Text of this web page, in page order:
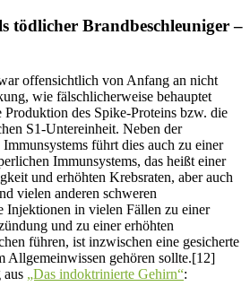
tödlicher Brandbeschleuniger –
offensichtlich von Anfang an nicht
wie fälschlicherweise behauptet
Produktion des Spike-Proteins bzw. die
S1-Untereinheit. Neben der
führt dies auch zu einer
Immunsystems, das heißt einer
und erhöhten Krebsraten, aber auch
vielen anderen schweren
Injektionen in vielen Fällen zu einer
und zu einer erhöhten
führen, ist inzwischen eine gesicherte
Allgemeinwissen gehören sollte.[12]
„Das indoktrinierte Gehirn“: